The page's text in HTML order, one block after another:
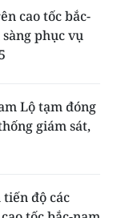
cao tốc bắc-
phục vụ
Lộ tạm đóng
giám sát,
độ các